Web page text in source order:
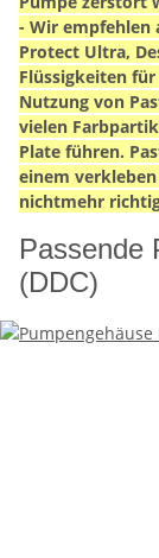
- Wir empfehlen
Protect Ultra,
Flüssigkeiten
Nutzung von
vielen
Plate führen.
einem
nichtmehr
Passende
(DDC)